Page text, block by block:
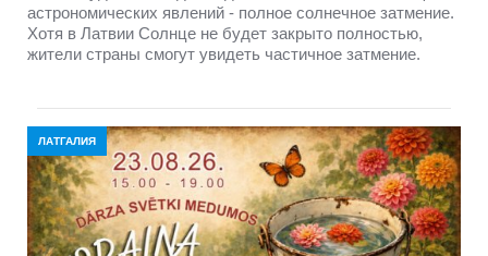
астрономических явлений - полное солнечное затмение.
Хотя в Латвии Солнце не будет закрыто полностью,
жители страны смогут увидеть частичное затмение.
ЛАТГАЛИЯ